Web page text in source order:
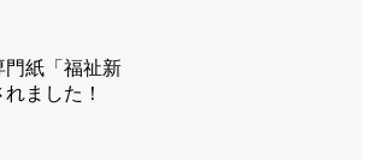
門紙「福祉新
ました！